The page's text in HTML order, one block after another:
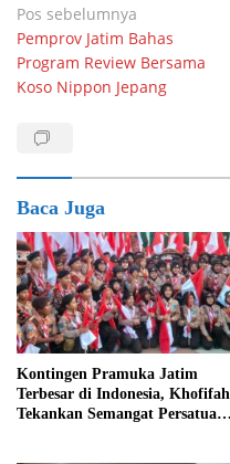
Navigasi
pos
Pos sebelumnya
Pemprov Jatim Bahas
Program Review Bersama
Koso Nippon Jepang
Baca Juga
Kontingen Pramuka Jatim
Terbesar di Indonesia, Khofifah
Tekankan Semangat Persatuan